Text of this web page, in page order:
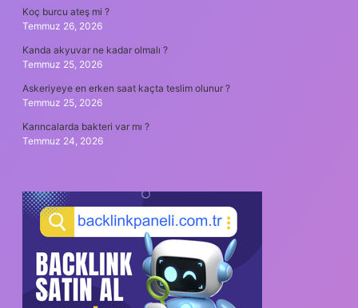
Koç burcu ateş mi ?
Temmuz 26, 2026
Kanda akyuvar ne kadar olmalı ?
Temmuz 25, 2026
Askeriyeye en erken saat kaçta teslim olunur ?
Temmuz 25, 2026
Karıncalarda bakteri var mı ?
Temmuz 24, 2026